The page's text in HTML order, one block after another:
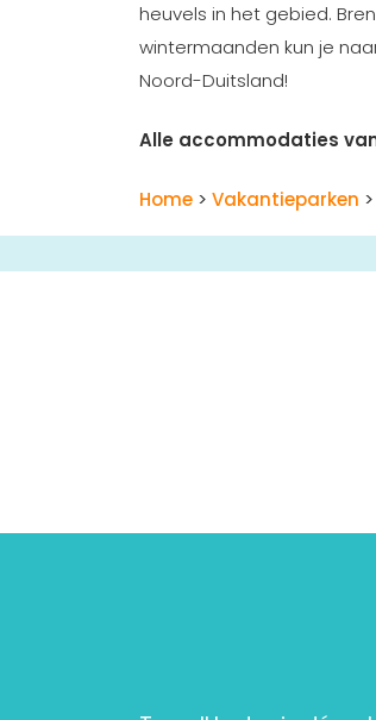
heuvels in het gebied.
wintermaanden kun je
Noord-Duitsland!
Alle accommodaties
Home > Vakantieparken